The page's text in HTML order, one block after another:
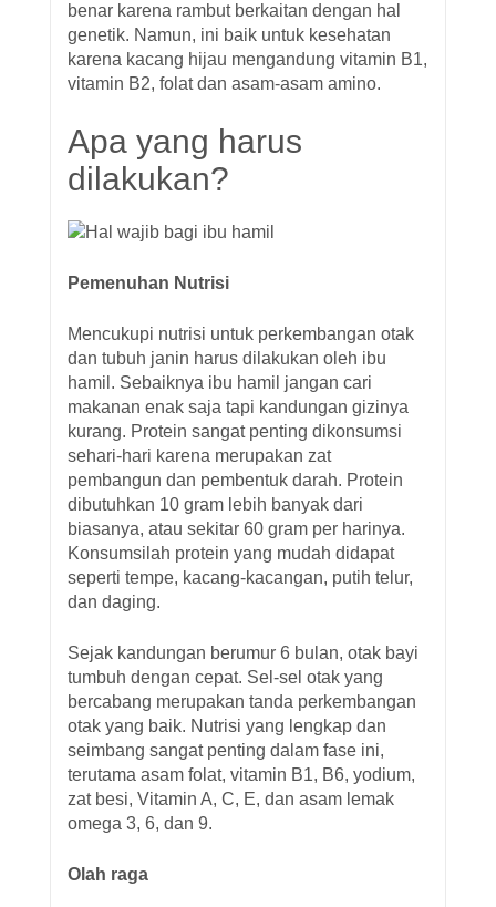
benar karena rambut berkaitan dengan hal
genetik. Namun, ini baik untuk kesehatan
karena kacang hijau mengandung vitamin B1,
vitamin B2, folat dan asam-asam amino.
Apa yang harus
dilakukan?
Pemenuhan Nutrisi
Mencukupi nutrisi untuk perkembangan otak
dan tubuh janin harus dilakukan oleh ibu
hamil. Sebaiknya ibu hamil jangan cari
makanan enak saja tapi kandungan gizinya
kurang. Protein sangat penting dikonsumsi
sehari-hari karena merupakan zat
pembangun dan pembentuk darah. Protein
dibutuhkan 10 gram lebih banyak dari
biasanya, atau sekitar 60 gram per harinya.
Konsumsilah protein yang mudah didapat
seperti tempe, kacang-kacangan, putih telur,
dan daging.
Sejak kandungan berumur 6 bulan, otak bayi
tumbuh dengan cepat. Sel-sel otak yang
bercabang merupakan tanda perkembangan
otak yang baik. Nutrisi yang lengkap dan
seimbang sangat penting dalam fase ini,
terutama asam folat, vitamin B1, B6, yodium,
zat besi, Vitamin A, C, E, dan asam lemak
omega 3, 6, dan 9.
Olah raga